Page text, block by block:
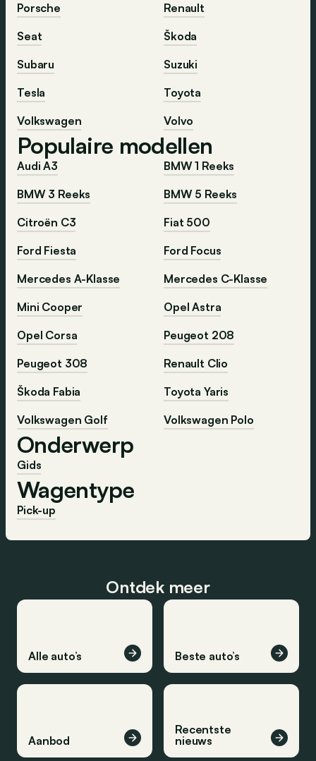
Porsche
Renault
Seat
Škoda
Subaru
Suzuki
Tesla
Toyota
Volkswagen
Volvo
Populaire modellen
Audi A3
BMW 1 Reeks
BMW 3 Reeks
BMW 5 Reeks
Citroën C3
Fiat 500
Ford Fiesta
Ford Focus
Mercedes A-Klasse
Mercedes C-Klasse
Mini Cooper
Opel Astra
Opel Corsa
Peugeot 208
Peugeot 308
Renault Clio
Škoda Fabia
Toyota Yaris
Volkswagen Golf
Volkswagen Polo
Onderwerp
Gids
Wagentype
Pick-up
Ontdek meer
Alle auto’s Beste auto’s
Aanbod
Recentste
nieuws